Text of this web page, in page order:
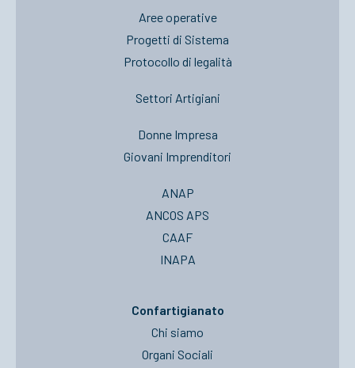
Aree operative
Progetti di Sistema
Protocollo di legalità
Settori Artigiani
Donne Impresa
Giovani Imprenditori
ANAP
ANCOS APS
CAAF
INAPA
Confartigianato
Chi siamo
Organi Sociali